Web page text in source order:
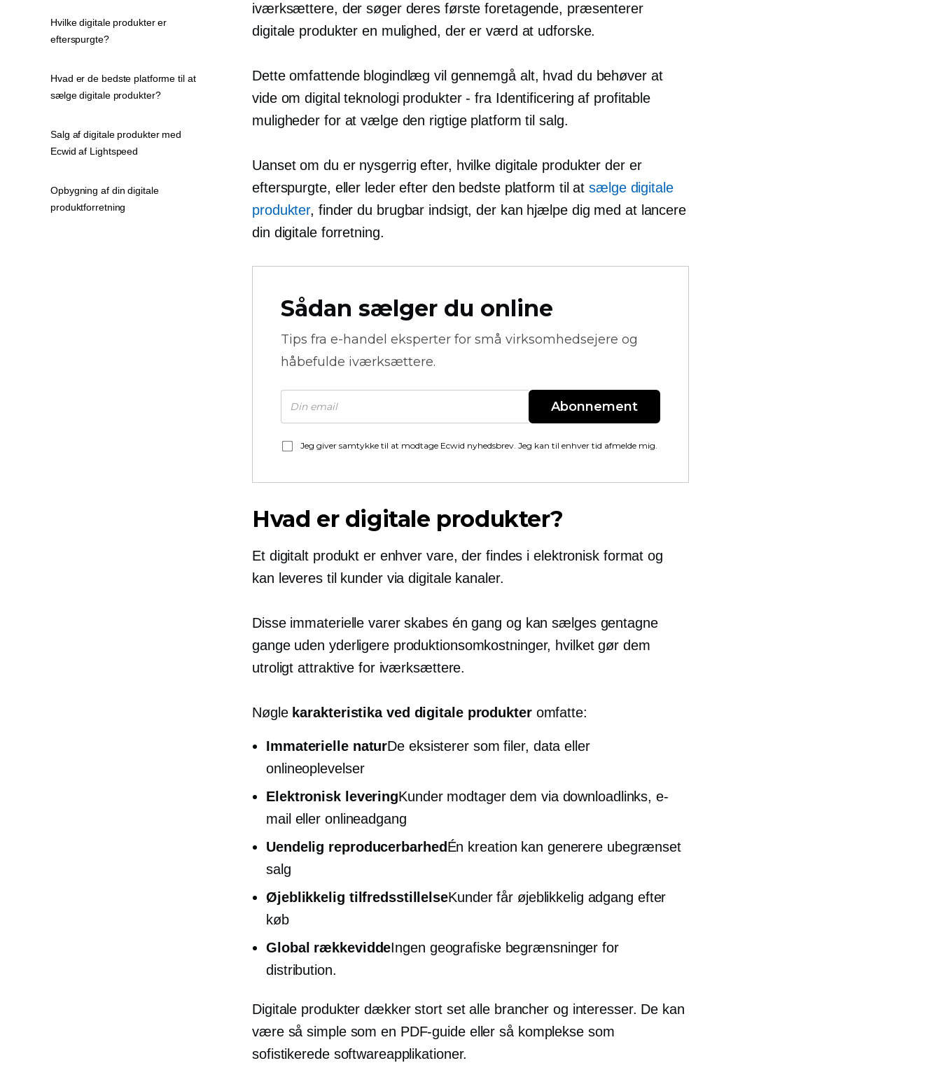
iværksættere, der søger deres første foretagende, præsenterer
digitale produkter en mulighed, der er værd at udforske.
Dette omfattende blogindlæg vil gennemgå alt, hvad du behøver at
vide om digital teknologi produkter - fraIdentificering af profitable
muligheder for at vælge den rigtige platform til salg.
Uanset om du er nysgerrig efter, hvilke digitale produkter der er
efterspurgte, eller leder efter den bedste platform til atsælge digitale
produkter, finder du brugbar indsigt, der kan hjælpe dig med at lancere
din digitale forretning.
Sådan sælger du online
Tips fra e-handel eksperter for små virksomhedsejere og
håbefulde iværksættere.
Abonnement
Jeg giver samtykke til at modtage Ecwid nyhedsbrev. Jeg kan til enhver tid afmelde mig.
Hvad er digitale produkter?
Et digitalt produkt er enhver vare, der findes i elektronisk format og
kan leveres til kunder via digitale kanaler.
Disse immaterielle varer skabes én gang og kan sælges gentagne
gange uden yderligere produktionsomkostninger, hvilket gør dem
utroligt attraktive for iværksættere.
Nøgle karakteristika ved digitale produkteromfatte:
Immaterielle naturDe eksisterer som filer, data eller
onlineoplevelser
Elektronisk leveringKunder modtager dem via downloadlinks, e-
mail eller onlineadgang
Uendelig reproducerbarhedÉn kreation kan generere ubegrænset
salg
Øjeblikkelig tilfredsstillelseKunder får øjeblikkelig adgang efter
køb
Global rækkeviddeIngen geografiske begrænsninger for
distribution.
Digitale produkter dækker stort set alle brancher og interesser. De kan
være så simple som en PDF-guide eller så komplekse som
sofistikerede softwareapplikationer.
Hvilke digitale produkter er
efterspurgte?
Hvad er de bedste platforme til at
sælge digitale produkter?
Salg af digitale produkter med
Ecwid af Lightspeed
Opbygning af din digitale
produktforretning